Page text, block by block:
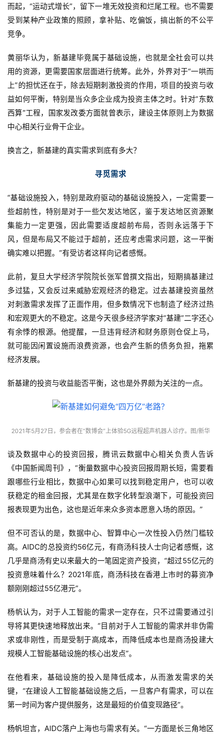
而起，“运动式增长”，留下一堆无效投资和烂尾工程。也不需要
受到某种产业政策的照顾，拿补贴、吃偏饭，搞出新的不公平
竞争。
黄丽华认为，新基建毕竟属于基础设施，也就是全社会可以共
用的资源，更需要国家层面进行统筹。此外，外界对于“一哄而
上”的担忧还在于，除去短期刺激投资的作用，项目的投资与收
益如何平衡，特别是当众多企业成为投资主体之时。针对“东数
西算”工程，国家发改委方面就曾表示，建设主体原则上为数据
中心相关行业骨干企业。
换言之，新基建的真实需求到底有多大？
寻觅需求
“基础设施投入，特别是政府驱动的基础设施投入，一定需要一
些超前性，特别是对于一些欠发达地区，鉴于发达地区资源聚
集能力一定更强，因此需要适度超前布局，否则永远落于下
风，但是布局又不能过于超前，还应考虑需求问题，这一平衡
确实难以把握。”有受访者这样向记者感慨。
此前，复旦大学经济学院院长张军曾撰文指出，短期搞基建过
多过猛，又会反过来威胁宏观经济的稳定。过去基建投资虽然
对刺激需求发挥了正面作用，但多数情况下也制造了经济过热
和宏观更大的不稳定。这是今天很多经济学家对“基建”二字还心
有余悸的根源。他提醒，一旦违背经济和财务原则仓促上马，
就可能因闲置设施而浪费资源，也会产生新的债务负担，拖累
经济发展。
新基建的投资与收益能否平衡，这也是外界颇为关注的一点。
2021年5月27日，参会者在“数博会”上体验5G远程超声机器人诊疗。图/新华
谈及数据中心的投资回报，腾讯云数据中心相关负责人告诉
《中国新闻周刊》，“衡量数据中心投资回报周期长短，需要看
跟哪些行业相比，数据中心如果可以找到稳定用户，也可以收
获稳定的租金回报，尤其是在数字化转型浪潮下，可能投资回
报表现更为出色，这也是近年来众多资本愿意入场的原因。”
但不可否认的是，数据中心、智算中心一次性投入仍然门槛较
高。AIDC的总投资约56亿元，有商汤科技人士向记者感慨，这
几乎是商汤有史以来最大的一笔固定资产投资，“超过55亿元的
投资意味着什么？2021年底，商汤科技在香港上市时的募资净
额刚刚超过55亿港元”。
杨帆认为，对于人工智能的需求一定存在，只不过需要通过引
导将其更快速地释放出来。“目前对于人工智能的需求并非伪需
求或非刚性，而是受制于高成本，而降低成本也是商汤投建大
规模人工智能基础设施的核心出发点”。
在他看来，基础设施的投入是降低成本，从而激发需求的关
键，“在建设人工智能基础设施之后，一旦客户有需求，可以在
第一时间为客户提供服务，这是最短的价值变现路径”。
杨帆坦言，AIDC落户上海也与需求有关。“一方面是长三角地区